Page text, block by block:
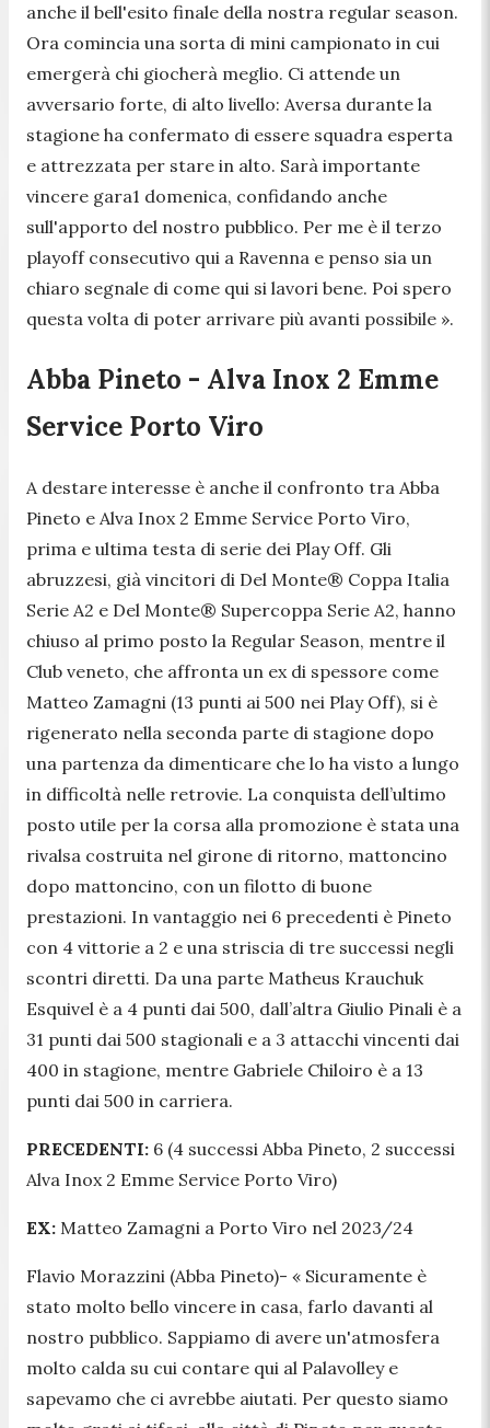
anche il bell'esito finale della nostra regular season.
Ora comincia una sorta di mini campionato in cui
emergerà chi giocherà meglio. Ci attende un
avversario forte, di alto livello: Aversa durante la
stagione ha confermato di essere squadra esperta
e attrezzata per stare in alto. Sarà importante
vincere gara1 domenica, confidando anche
sull'apporto del nostro pubblico. Per me è il terzo
playoff consecutivo qui a Ravenna e penso sia un
chiaro segnale di come qui si lavori bene. Poi spero
questa volta di poter arrivare più avanti possibile ».
Abba Pineto - Alva Inox 2 Emme
Service Porto Viro
A destare interesse è anche il confronto tra Abba
Pineto e Alva Inox 2 Emme Service Porto Viro,
prima e ultima testa di serie dei Play Off. Gli
abruzzesi, già vincitori di Del Monte® Coppa Italia
Serie A2 e Del Monte® Supercoppa Serie A2, hanno
chiuso al primo posto la Regular Season, mentre il
Club veneto, che affronta un ex di spessore come
Matteo Zamagni (13 punti ai 500 nei Play Off), si è
rigenerato nella seconda parte di stagione dopo
una partenza da dimenticare che lo ha visto a lungo
in difficoltà nelle retrovie. La conquista dell’ultimo
posto utile per la corsa alla promozione è stata una
rivalsa costruita nel girone di ritorno, mattoncino
dopo mattoncino, con un filotto di buone
prestazioni. In vantaggio nei 6 precedenti è Pineto
con 4 vittorie a 2 e una striscia di tre successi negli
scontri diretti. Da una parte Matheus Krauchuk
Esquivel è a 4 punti dai 500, dall’altra Giulio Pinali è a
31 punti dai 500 stagionali e a 3 attacchi vincenti dai
400 in stagione, mentre Gabriele Chiloiro è a 13
punti dai 500 in carriera.
PRECEDENTI: 6 (4 successi Abba Pineto, 2 successi
Alva Inox 2 Emme Service Porto Viro)
EX: Matteo Zamagni a Porto Viro nel 2023/24
Flavio Morazzini (Abba Pineto)- « Sicuramente è
stato molto bello vincere in casa, farlo davanti al
nostro pubblico. Sappiamo di avere un'atmosfera
molto calda su cui contare qui al Palavolley e
sapevamo che ci avrebbe aiutati. Per questo siamo